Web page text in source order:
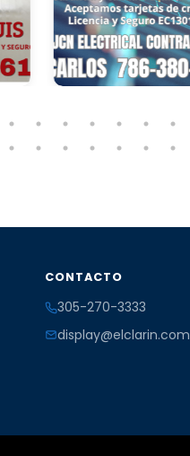
CONTACTO
305-270-3333
display@elclarin.com